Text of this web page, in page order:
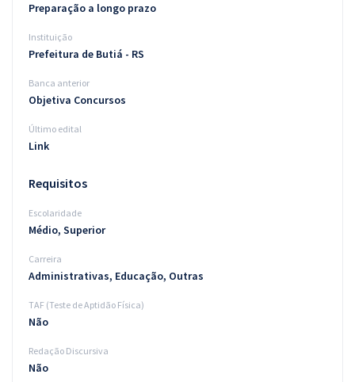
Blog
Aprovados
Atendimento
Preparação a longo prazo
Instituição
Prefeitura de Butiá - RS
Banca anterior
Objetiva Concursos
Último edital
Link
Requisitos
Escolaridade
Médio, Superior
Carreira
Administrativas, Educação, Outras
TAF (Teste de Aptidão Física)
Não
Redação Discursiva
Não